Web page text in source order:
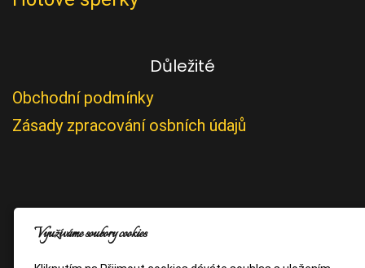
Důležité
Obchodní podmínky
Zásady zpracování osbních údajů
Využíváme soubory cookies